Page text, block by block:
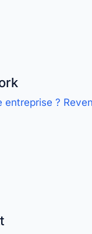
entreprise ?